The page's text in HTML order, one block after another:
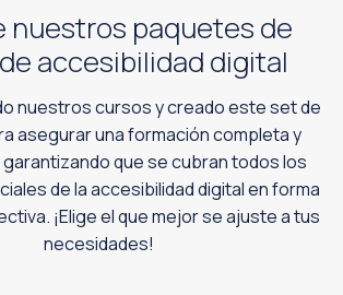
nuestros paquetes de
accesibilidad digital
nuestros cursos y creado este set de
asegurar una formación completa y
que se cubran todos los
de la accesibilidad digital en forma
¡Elige el que mejor se ajuste a tus
necesidades!